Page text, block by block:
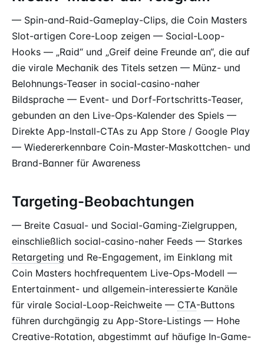
— Spin-and-Raid-Gameplay-Clips, die Coin Masters
Slot-artigen Core-Loop zeigen — Social-Loop-
Hooks — „Raid“ und „Greif deine Freunde an“, die auf
die virale Mechanik des Titels setzen — Münz- und
Belohnungs-Teaser in social-casino-naher
Bildsprache — Event- und Dorf-Fortschritts-Teaser,
gebunden an den Live-Ops-Kalender des Spiels —
Direkte App-Install-CTAs zu App Store / Google Play
— Wiedererkennbare Coin-Master-Maskottchen- und
Brand-Banner für Awareness
Targeting-Beobachtungen
— Breite Casual- und Social-Gaming-Zielgruppen,
einschließlich social-casino-naher Feeds — Starkes
Retargeting und Re-Engagement, im Einklang mit
Coin Masters hochfrequentem Live-Ops-Modell —
Entertainment- und allgemein-interessierte Kanäle
für virale Social-Loop-Reichweite — CTA-Buttons
führen durchgängig zu App-Store-Listings — Hohe
Creative-Rotation, abgestimmt auf häufige In-Game-